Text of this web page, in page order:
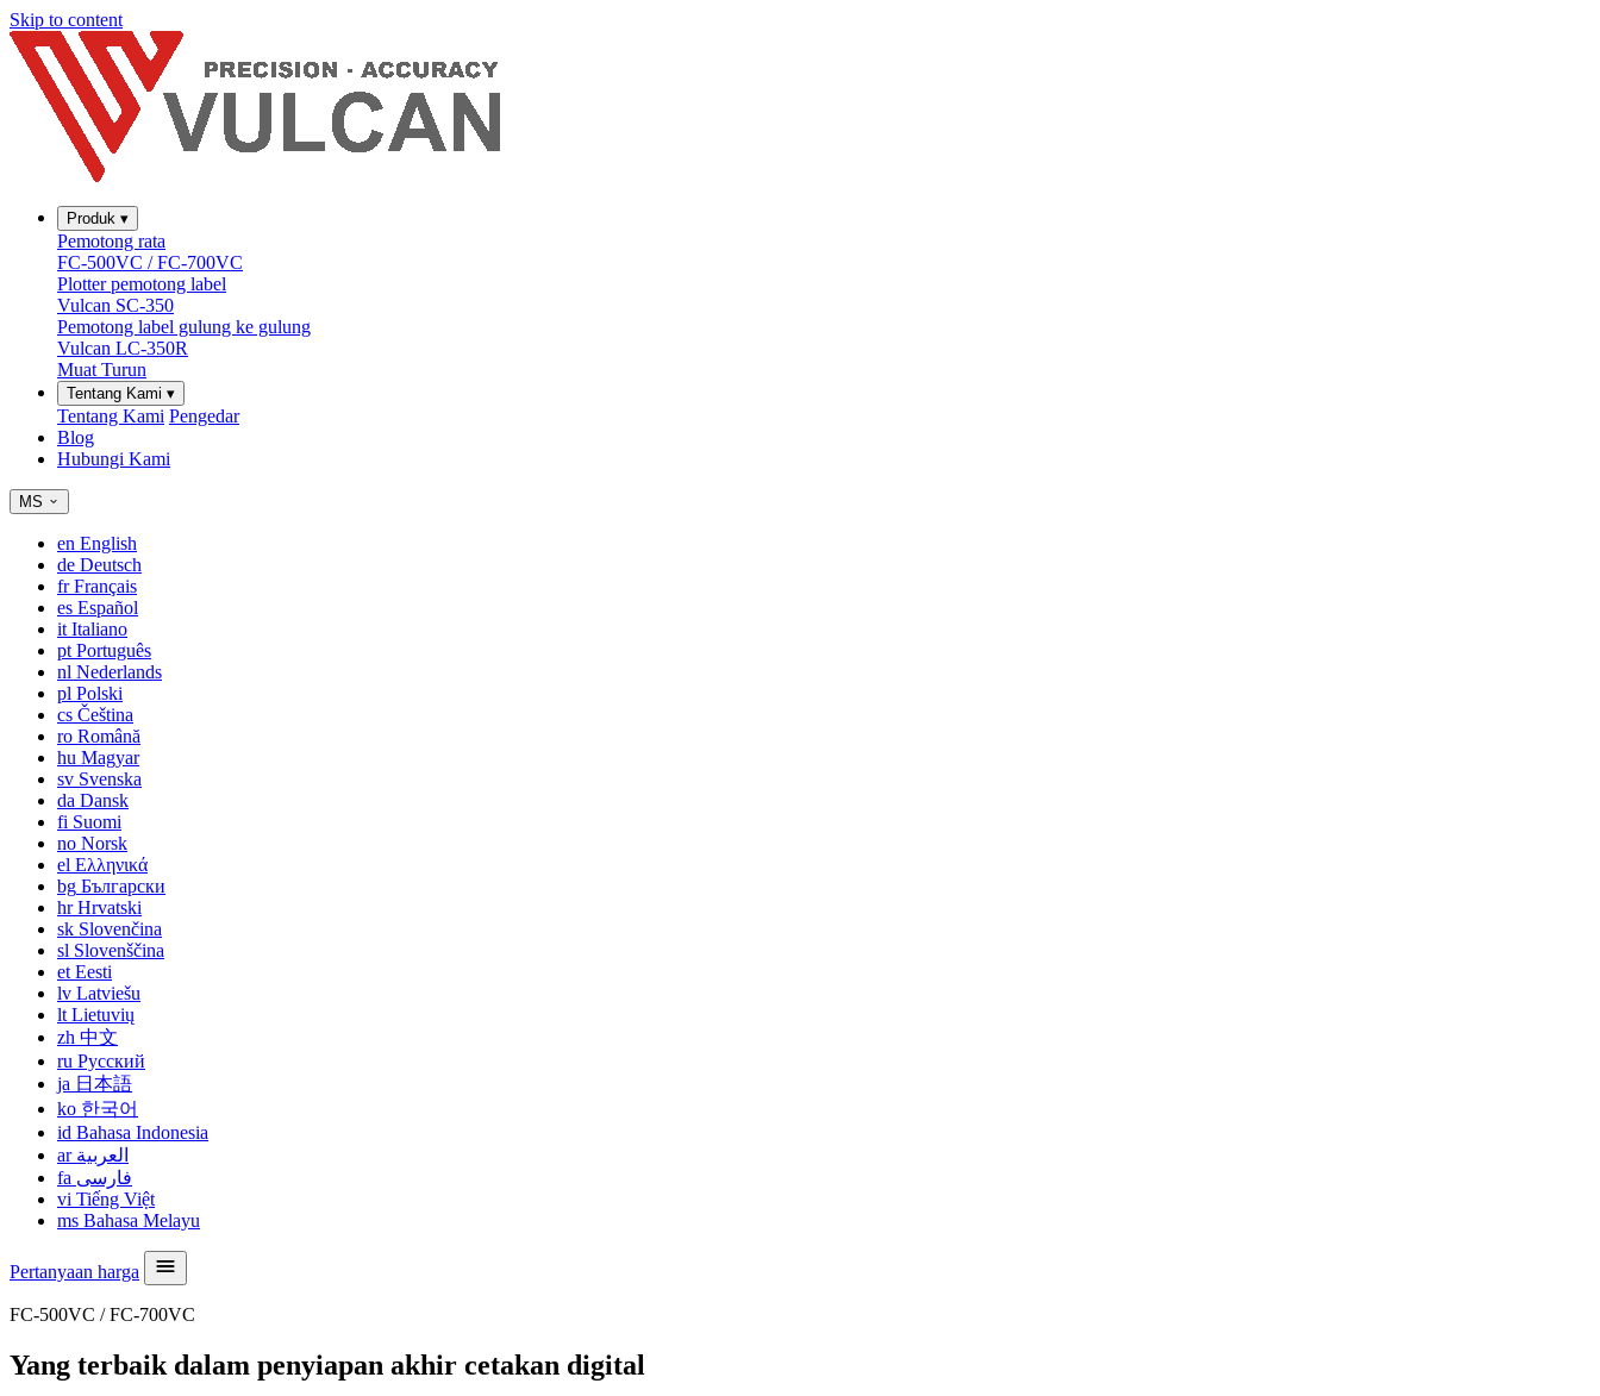
Skip to content
Produk ▾
Pemotong rata
FC-500VC / FC-700VC
Plotter pemotong label
Vulcan SC-350
Pemotong label gulung ke gulung
Vulcan LC-350R
Muat Turun
Tentang Kami ▾
Tentang Kami Pengedar
Blog
Hubungi Kami
MS
en English
de Deutsch
frFrançais
es Español
it Italiano
pt Português
nl Nederlands
pl Polski
cs Čeština
ro Română
hu Magyar
sv Svenska
da Dansk
fi Suomi
no Norsk
el Ελληνικά
bg Български
hrHrvatski
sk Slovenčina
sl Slovenščina
et Eesti
lv Latviešu
lt Lietuvių
zh 中文
ru Русский
ja 日本語
ko 한국어
id Bahasa Indonesia
ar العربية
fa فارسی
vi Tiếng Việt
ms Bahasa Melayu
Pertanyaan harga
FC-500VC / FC-700VC
Yang terbaik dalam penyiapan akhir cetakan digital